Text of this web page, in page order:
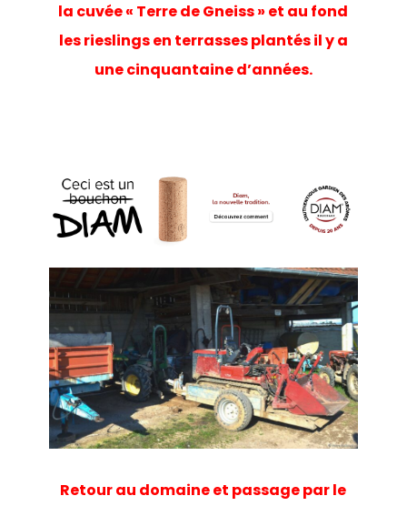
la cuvée « Terre de Gneiss » et au fond
les rieslings en terrasses plantés il y a
une cinquantaine d’années.
Retour au domaine et passage par le